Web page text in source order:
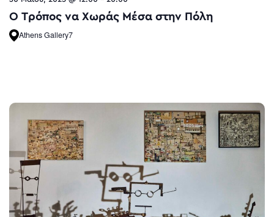
O Τρόπος να Χωράς Μέσα στην Πόλη
Athens Gallery7